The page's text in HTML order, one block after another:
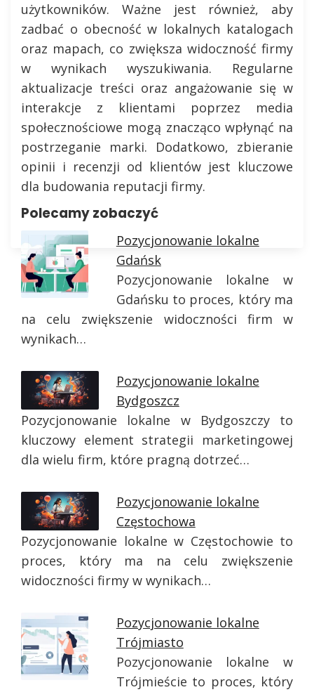
użytkowników. Ważne jest również, aby
zadbać o obecność w lokalnych katalogach
oraz mapach, co zwiększa widoczność firmy
w wynikach wyszukiwania. Regularne
aktualizacje treści oraz angażowanie się w
interakcje z klientami poprzez media
społecznościowe mogą znacząco wpłynąć na
postrzeganie marki. Dodatkowo, zbieranie
opinii i recenzji od klientów jest kluczowe
dla budowania reputacji firmy.
Polecamy zobaczyć
Pozycjonowanie lokalne
Gdańsk
Pozycjonowanie lokalne w
Gdańsku to proces, który ma
na celu zwiększenie widoczności firm w
wynikach…
Pozycjonowanie lokalne
Bydgoszcz
Pozycjonowanie lokalne w Bydgoszczy to
kluczowy element strategii marketingowej
dla wielu firm, które pragną dotrzeć…
Pozycjonowanie lokalne
Częstochowa
Pozycjonowanie lokalne w Częstochowie to
proces, który ma na celu zwiększenie
widoczności firmy w wynikach…
Pozycjonowanie lokalne
Trójmiasto
Pozycjonowanie lokalne w
Trójmieście to proces, który